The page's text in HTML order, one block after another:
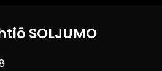
SOLJUMO